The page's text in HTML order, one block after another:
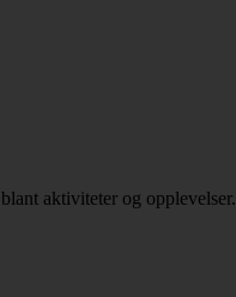
aktiviteter og opplevelser.